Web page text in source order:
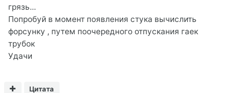
грязь...
Попробуй в момент появления стука вычислить
форсунку , путем поочередного отпускания гаек
трубок
Удачи
Цитата